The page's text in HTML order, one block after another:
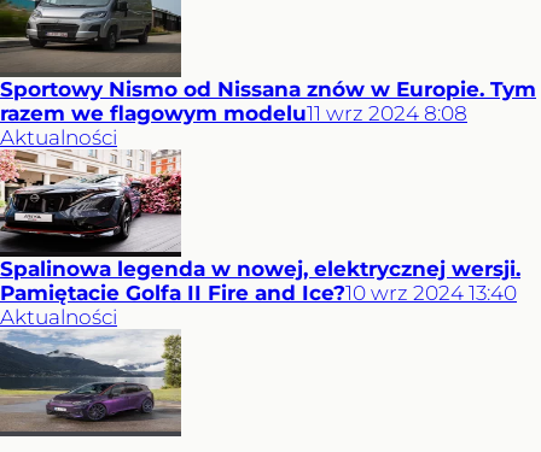
Sportowy Nismo od Nissana znów w Europie. Tym
razem we flagowym modelu11 wrz 2024 8:08
Aktualności
Spalinowa legenda w nowej, elektrycznej wersji.
Pamiętacie Golfa II Fire and Ice?10 wrz 2024 13:40
Aktualności